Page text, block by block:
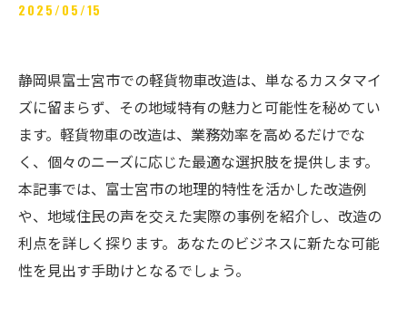
2025/05/15
静岡県富士宮市での軽貨物車改造は、単なるカスタマイ
ズに留まらず、その地域特有の魅力と可能性を秘めてい
ます。軽貨物車の改造は、業務効率を高めるだけでな
く、個々のニーズに応じた最適な選択肢を提供します。
本記事では、富士宮市の地理的特性を活かした改造例
や、地域住民の声を交えた実際の事例を紹介し、改造の
利点を詳しく探ります。あなたのビジネスに新たな可能
性を見出す手助けとなるでしょう。